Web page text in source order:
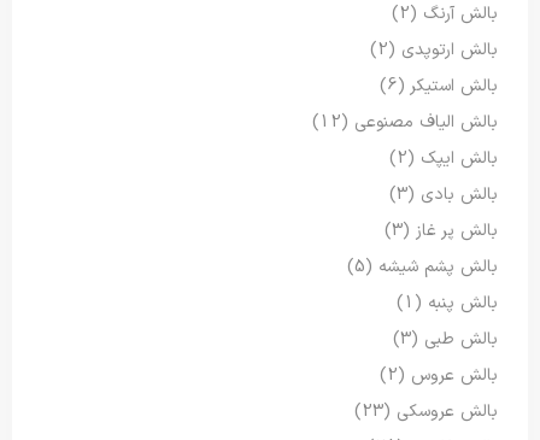
بالش آرنگ (2)
بالش ارتوپدی (2)
بالش استیکر (6)
بالش الیاف مصنوعی (12)
بالش ایپک (2)
بالش بادی (3)
بالش پر غاز (3)
بالش پشم شیشه (5)
بالش پنبه (1)
بالش طبی (3)
بالش عروس (2)
بالش عروسکی (23)